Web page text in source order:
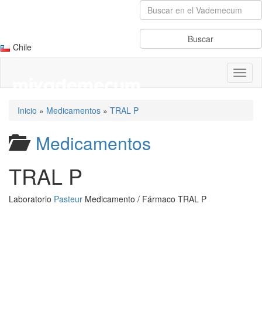
Chile
Inicio » Medicamentos » TRAL P
Medicamentos
TRAL P
Laboratorio Pasteur Medicamento / Fármaco TRAL P